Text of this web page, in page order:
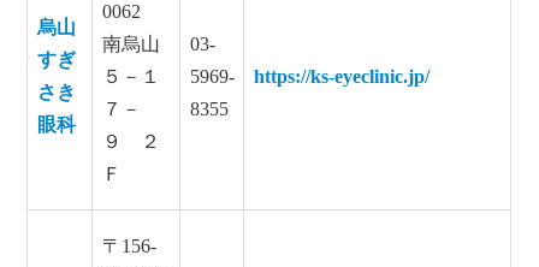
烏山
すぎ
さき
眼科
0062
南烏山
５－１
７－
９ ２
Ｆ
03-
5969-
8355
https://ks-eyeclinic.jp/
〒156-